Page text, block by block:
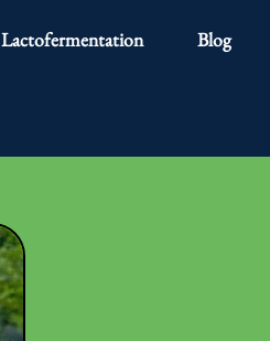
Lactofermentation Blog